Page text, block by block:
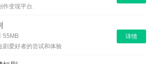
作变现平台.
详情
55MB
剧爱好者的尝试和体验